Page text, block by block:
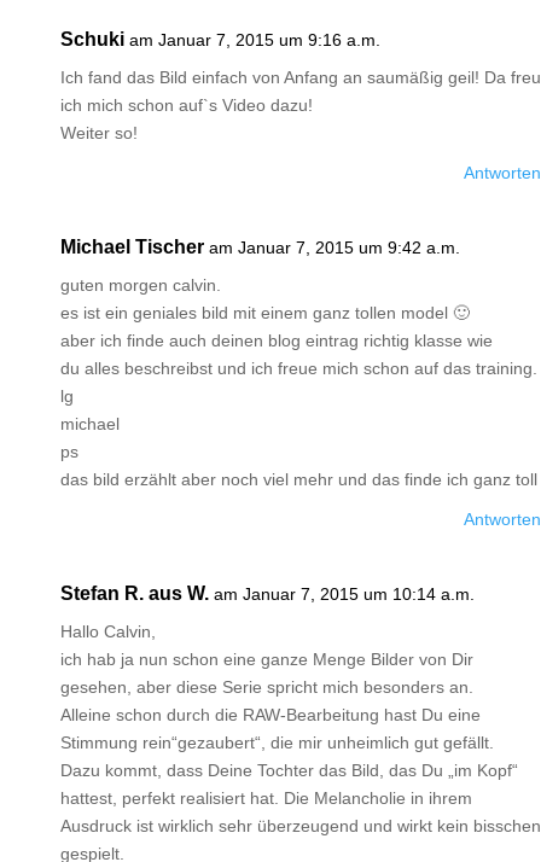
Schuki am Januar 7, 2015 um 9:16 a.m.
Ich fand das Bild einfach von Anfang an saumäßig geil! Da freu
ich mich schon auf`s Video dazu!
Weiter so!
Antworten
Michael Tischer am Januar 7, 2015 um 9:42 a.m.
guten morgen calvin.
es ist ein geniales bild mit einem ganz tollen model 🙂
aber ich finde auch deinen blog eintrag richtig klasse wie
du alles beschreibst und ich freue mich schon auf das training.
lg
michael
ps
das bild erzählt aber noch viel mehr und das finde ich ganz toll
Antworten
Stefan R. aus W. am Januar 7, 2015 um 10:14 a.m.
Hallo Calvin,
ich hab ja nun schon eine ganze Menge Bilder von Dir
gesehen, aber diese Serie spricht mich besonders an.
Alleine schon durch die RAW-Bearbeitung hast Du eine
Stimmung rein“gezaubert“, die mir unheimlich gut gefällt.
Dazu kommt, dass Deine Tochter das Bild, das Du „im Kopf“
hattest, perfekt realisiert hat. Die Melancholie in ihrem
Ausdruck ist wirklich sehr überzeugend und wirkt kein bisschen
gespielt.